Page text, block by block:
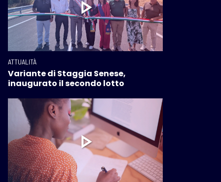
ATTUALITÀ
Variante di Staggia Senese,
inaugurato il secondo lotto